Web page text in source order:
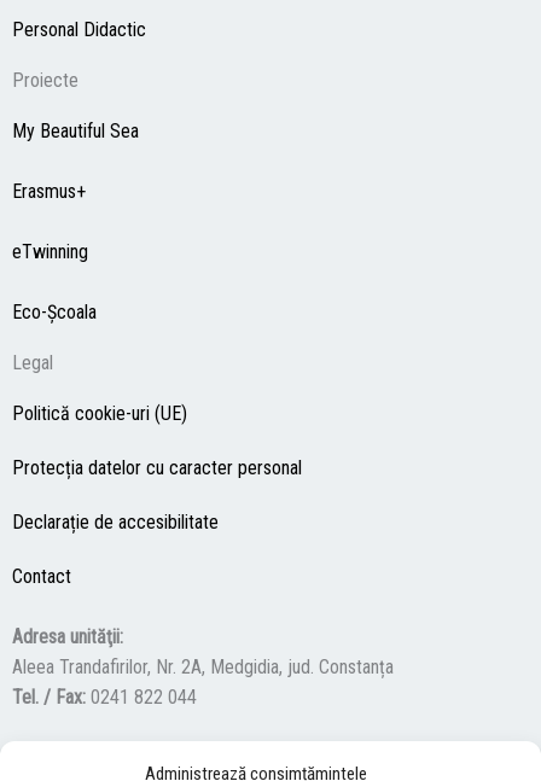
Administrează consimțămintele
Personal Didactic
Proiecte
My Beautiful Sea
Erasmus+
eTwinning
Eco-Şcoala
Legal
Politică cookie-uri (UE)
Protecția datelor cu caracter personal
Declarație de accesibilitate
Contact
Adresa unităţii:
Aleea Trandafirilor, Nr. 2A, Medgidia, jud. Constanța
Tel. / Fax: 0241 822 044